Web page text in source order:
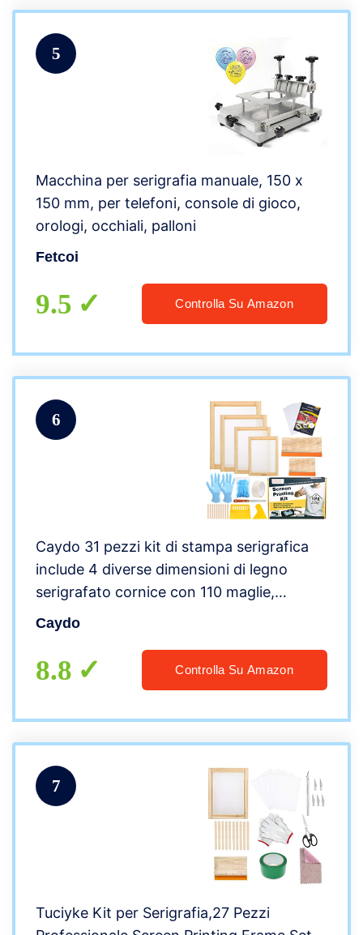
5
Macchina per serigrafia manuale, 150 x
150 mm, per telefoni, console di gioco,
orologi, occhiali, palloni
Fetcoi
9.5 Controlla Su Amazon
6
Caydo 31 pezzi kit di stampa serigrafica
include 4 diverse dimensioni di legno
serigrafato cornice con 110 maglie,
seccatori, pellicola trasparente a getto
Caydo
8.8 Controlla Su Amazon
7
Tuciyke Kit per Serigrafia,27 Pezzi